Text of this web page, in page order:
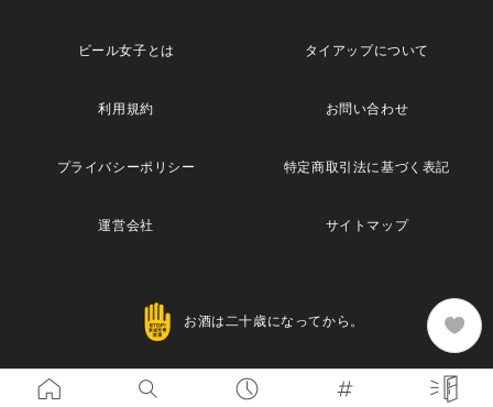
ビール女子とは タイアップについて
利用規約 お問い合わせ
プライバシーポリシー 特定商取引法に基づく表記
運営会社 サイトマップ
お酒は二十歳になってから。
Copyright© 2013 Maische Inc. All Rights Reserved